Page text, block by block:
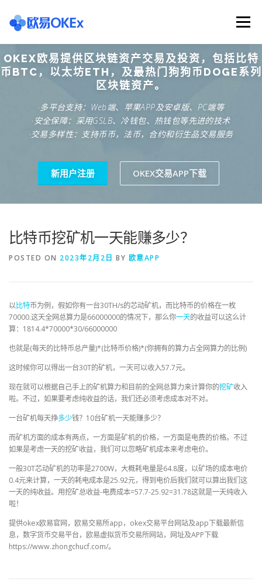
content
Menu
欧意交易所 关于欧意OKX 欧意APP下载
欧意注册网址 欧意交易下载 欧意团队
OKEX欧易提供区块链资产交易及投资，包括比特
币BTC，以太坊ETH，及最热门狗狗币DOGE系列
区块链资产。
·多平台支持：Web端、苹果APP及安卓版、PC端等
·安全保障：采用GSLB、冷钱包、热钱包等先进的技术
·交易多样性：支持币币，法币，合约和衍生品交易服务
新用户注册 OKEX交易APP下载
比特币挖矿机一天能赚多少？
POSTED ON 2023年2月2日 BY 欧意APP
以比特币为例，假如你有一台30TH/s的芯动矿机，而比特币的价格在一枚
70000.这天全网总算力是66000000的情况下，那么你一天的收益可以这么计
算：1814.4*70000*30/66000000
也就是(每天的比特币总产量)*(比特币价格)*(你拥有的算力占全网算力的比例)
这时候你可以得出一台30T的矿机，一天可以收入57.7元。
现在就可以根据自己手上的矿机算力和目前的全网总算力来计算你的挖矿收入
啦。不过，如果要考虑纯收益的话，我们还必须考虑成本对不对。
一台矿机每天挣多少钱？10台矿机一天能赚多少？
而矿机方面的成本有两点，一方面是矿机的价格，一方面是电费的价格。不过
如果是考虑一天的挖矿收益，我们可以忽略矿机成本来考虑电价。
一般30T芯动矿机的功率是2700W，大概耗电量是64.8度，以矿场的成本电价
0.4元来计算，一天的耗电成本是25.92元，得到电价后我们就可以算出我们这
一天的纯收益。用挖矿总收益-电费成本=57.7-25.92=31.78这就是一天纯收入
啦！
提供okex欧易官网，欧易交易所app，okex交易平台网站及app下载最新信
息，数字货币交易平台，欧易虚拟货币交易所网站，网址及APP下载
https://www.zhongchucf.com/。